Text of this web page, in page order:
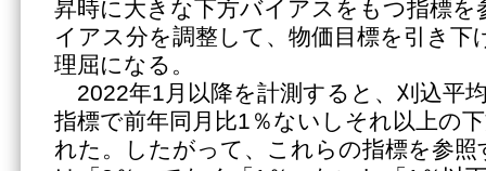
昇時に大きな下方バイアスをもつ指標を
イアス分を調整して、物価目標を引き
理屈になる。
2022年1月以降を計測すると、刈込平
指標で前年同月比1％ないしそれ以上の
れた。したがって、これらの指標を参照